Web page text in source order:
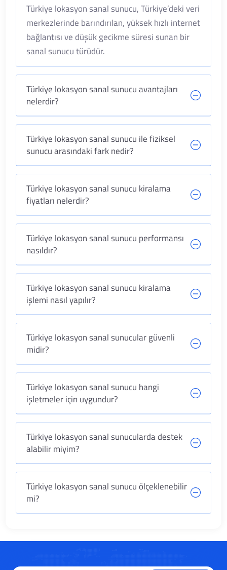
Türkiye lokasyon sanal sunucu, Türkiye’deki veri
merkezlerinde barındırılan, yüksek hızlı internet
bağlantısı ve düşük gecikme süresi sunan bir
sanal sunucu türüdür.
Türkiye lokasyon sanal sunucu avantajları
nelerdir?
Türkiye lokasyon sanal sunucu ile fiziksel
sunucu arasındaki fark nedir?
Türkiye lokasyon sanal sunucu kiralama
fiyatları nelerdir?
Türkiye lokasyon sanal sunucu performansı
nasıldır?
Türkiye lokasyon sanal sunucu kiralama
işlemi nasıl yapılır?
Türkiye lokasyon sanal sunucular güvenli
midir?
Türkiye lokasyon sanal sunucu hangi
işletmeler için uygundur?
Türkiye lokasyon sanal sunucularda destek
alabilir miyim?
Türkiye lokasyon sanal sunucu ölçeklenebilir
mi?